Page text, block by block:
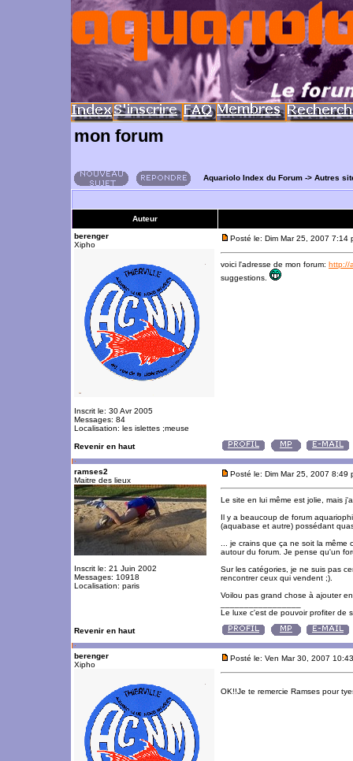
mon forum
Aquariolo Index du Forum -> Autres
Auteur
berenger
Xipho
Inscrit le: 30 Avr 2005
Messages: 84
Localisation: les islettes ;meuse
Posté le: Dim Mar 25, 2007 7:14
voici l'adresse de mon forum: http://
suggestions.
Revenir en haut
ramses2
Maitre des lieux
Inscrit le: 21 Juin 2002
Messages: 10918
Localisation: paris
Posté le: Dim Mar 25, 2007 8:49
Le site en lui même est jolie, mais
Il y a beaucoup de forum
(aquabase et autre) possédant
... je crains que ça ne soit la
autour du forum. Je pense qu'un
Sur les catégories, je ne suis pas
rencontrer ceux qui vendent ;).
Voilou pas grand chose à ajouter
Le luxe c'est de pouvoir profiter de
Revenir en haut
berenger
Xipho
Posté le: Ven Mar 30, 2007
OK!!Je te remercie Ramses pour